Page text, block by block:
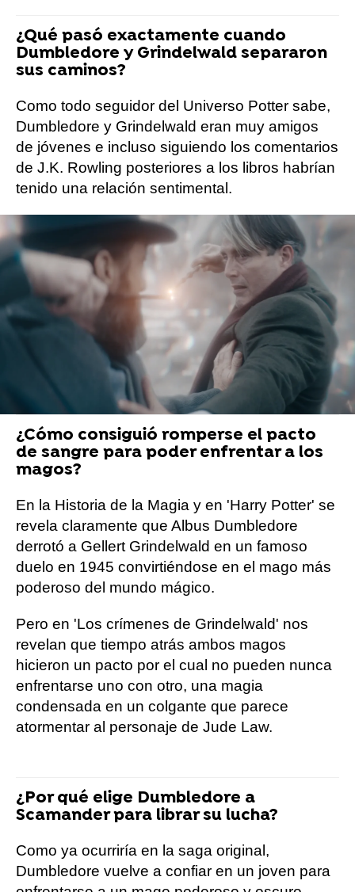
¿Qué pasó exactamente cuando
Dumbledore y Grindelwald separaron
sus caminos?
Como todo seguidor del Universo Potter sabe,
Dumbledore y Grindelwald eran muy amigos
de jóvenes e incluso siguiendo los comentarios
de J.K. Rowling posteriores a los libros habrían
tenido una relación sentimental.
Sin embargo, todo acabó abruptamente el
trágico día donde, mientras se enfrentaron en
un supuesto duelo, la hermana pequeña de
Albus acabó muriendo en el fuego cruzado. La
historia de Ariana siempre ha estado rodeada
de misterio y es probablemente el secreto que
Dumbledore mantiene más escondido.
¿Cómo consiguió romperse el pacto
de sangre para poder enfrentar a los
magos?
En la Historia de la Magia y en 'Harry Potter' se
revela claramente que Albus Dumbledore
derrotó a Gellert Grindelwald en un famoso
duelo en 1945 convirtiéndose en el mago más
poderoso del mundo mágico.
Pero en 'Los crímenes de Grindelwald' nos
revelan que tiempo atrás ambos magos
hicieron un pacto por el cual no pueden nunca
enfrentarse uno con otro, una magia
condensada en un colgante que parece
atormentar al personaje de Jude Law.
¿Por qué elige Dumbledore a
Scamander para librar su lucha?
Como ya ocurriría en la saga original,
Dumbledore vuelve a confiar en un joven para